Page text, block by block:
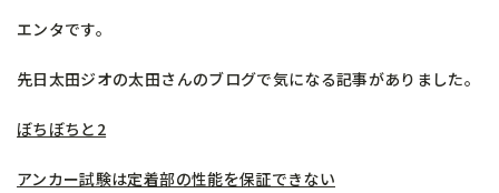
エンタです。
先日太田ジオの太田さんのブログで気になる記事がありました。
ぼちぼちと2
アンカー試験は定着部の性能を保証できない